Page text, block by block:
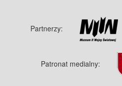
Partnerzy:
Patronat medialny: